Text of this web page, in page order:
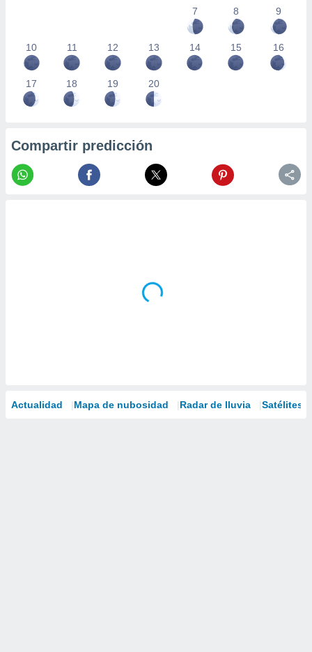
7
8 9
10 11 12 13 14 15 16
17 18 19 20
Compartir predicción
Actualidad Mapa de nubosidad Radar de lluvia Satélites